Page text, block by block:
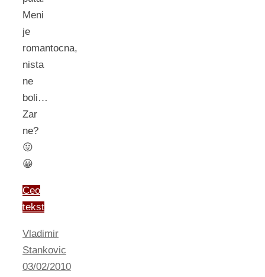
Meni
je
romantocna,
nista
ne
boli…
Zar
ne?
😛
😀
Ceo
tekst
Vladimir
Stankovic
03/02/2010